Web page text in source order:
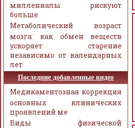
миллениалы рискуют
больше
Метаболический возраст
мозга: как обмен веществ
ускоряет старение
независимо от календарных
лет
Последние добавленные видео
Медикаментозная коррекция
основных клинических
проявлений ме
Виды физической